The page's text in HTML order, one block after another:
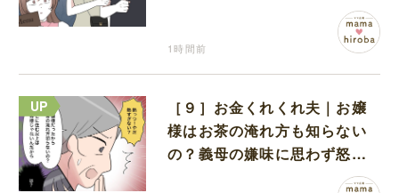
1時間前
［９］お金くれくれ夫｜お嬢
様はお茶の淹れ方も知らない
の？義母の嫌味に思わず怒り